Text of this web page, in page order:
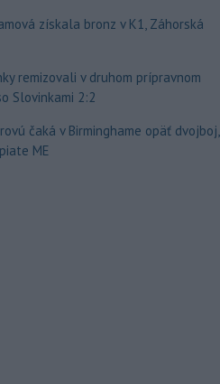
získala bronz v K1, Záhorská
remizovali v druhom prípravnom
Slovinkami 2:2
čaká v Birminghame opäť dvojboj,
ME